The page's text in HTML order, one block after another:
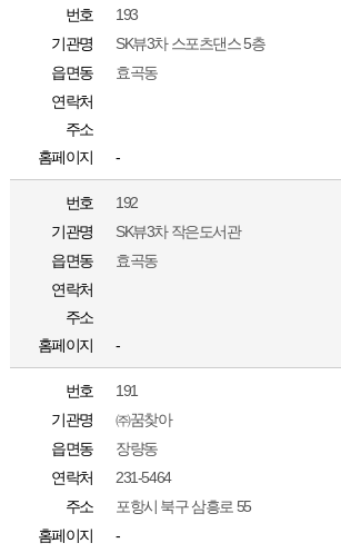
번호
193
기관명
SK뷰3차 스포츠댄스 5층
읍면동
효곡동
연락처
주소
홈페이지
-
번호
192
기관명
SK뷰3차 작은도서관
읍면동
효곡동
연락처
주소
홈페이지
-
번호
191
기관명
㈜꿈찾아
읍면동
장량동
연락처
231-5464
주소
포항시 북구 삼흥로 55
홈페이지
-